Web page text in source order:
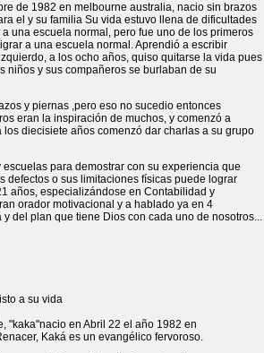
de 1982 en melbourne australia, nacio sin brazos
el y su familia Su vida estuvo llena de dificultades
una escuela normal, pero fue uno de los primeros
a una escuela normal. Aprendió a escribir
a los ocho años, quiso quitarse la vida pues
niños y sus compañeros se burlaban de su
y piernas ,pero eso no sucedio entonces
eran la inspiración de muchos, y comenzó a
diecisiete años comenzó dar charlas a su grupo
para demostrar con su experiencia que
defectos o sus limitaciones físicas puede lograr
años, especializándose en Contabilidad y
orador motivacional y a hablado ya en 4
del plan que tiene Dios con cada uno de nosotros...
"kaka"nacio en Abril 22 el año 1982 en
Kaká es un evangélico fervoroso.